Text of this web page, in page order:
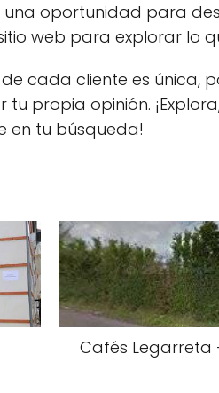
oportunidad para
web para explorar lo
cada cliente es
propia opinión.
en tu búsqueda!
Cafés Legarreta